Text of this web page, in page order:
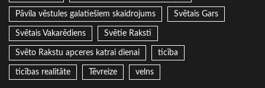
Pāvila vēstules galatiešiem skaidrojums Svētais Gars
Svētais Vakarēdiens Svētie Raksti
Svēto Rakstu apceres katrai dienai ticība
ticības realitāte Tēvreize velns